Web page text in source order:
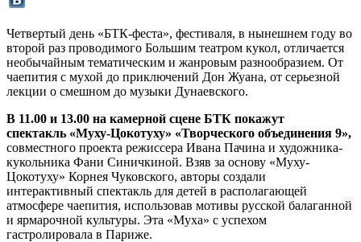
Четвертый день «БТК-феста», фестиваля, в нынешнем году во
второй раз проводимого Большим театром кукол, отличается
необычайным тематическим и жанровым разнообразием. От
чаепития с мухой до приключений Дон Жуана, от серьезной
лекции о смешном до музыки Дунаевского.
В 11.00 и 13.00 на камерной сцене БТК покажут
спектакль «Муху-Цокотуху» «Творческого объединения 9»,
совместного проекта режиссера Ивана Пачина и художника-
кукольника Фани Синичкиной. Взяв за основу «Муху-
Цокотуху» Корнея Чуковского, авторы создали
интерактивный спектакль для детей в располагающей
атмосфере чаепития, использовав мотивы русской балаганной
и ярмарочной культуры. Эта «Муха» с успехом
гастролировала в Париже.